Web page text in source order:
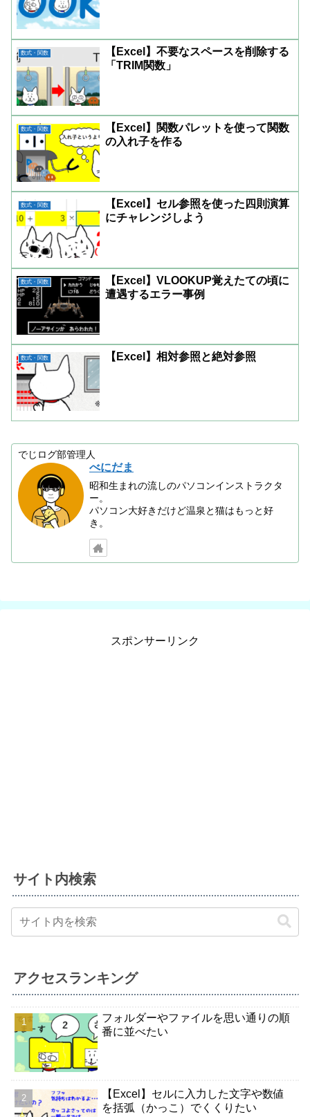
数式・関数
【Excel】不要なスペースを削除する
「TRIM関数」
数式・関数
【Excel】関数パレットを使って関数
の入れ子を作る
数式・関数
【Excel】セル参照を使った四則演算
にチャレンジしよう
数式・関数
【Excel】VLOOKUP覚えたての頃に
遭遇するエラー事例
数式・関数 【Excel】相対参照と絶対参照
でじログ部管理人
べにだま
昭和生まれの流しのパソコンインストラクタ
ー。
パソコン大好きだけど温泉と猫はもっと好
き。
スポンサーリンク
サイト内検索
アクセスランキング
フォルダーやファイルを思い通りの順
番に並べたい
【Excel】セルに入力した文字や数値
を括弧（かっこ）でくくりたい